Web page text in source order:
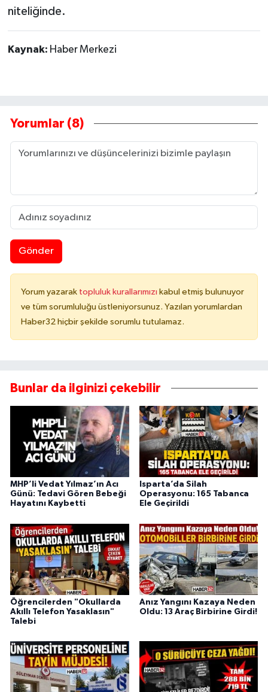
niteliğinde.
Kaynak: Haber Merkezi
Yorumlar (8)
Gönder
Yorum yazarak topluluk kurallarımızı kabul etmiş bulunuyor
ve tüm sorumluluğu üstleniyorsunuz. Yazılan yorumlardan
Haber32 hiçbir şekilde sorumlu tutulamaz.
Bunlar da ilginizi çekebilir
MHP’li Vedat Yılmaz’ın Acı
Günü: Tedavi Gören Bebeği
Hayatını Kaybetti
Isparta’da Silah
Operasyonu: 165 Tabanca
Ele Geçirildi
Öğrencilerden "Okullarda
Akıllı Telefon Yasaklasın"
Talebi
Anız Yangını Kazaya Neden
Oldu: 13 Araç Birbirine Girdi!